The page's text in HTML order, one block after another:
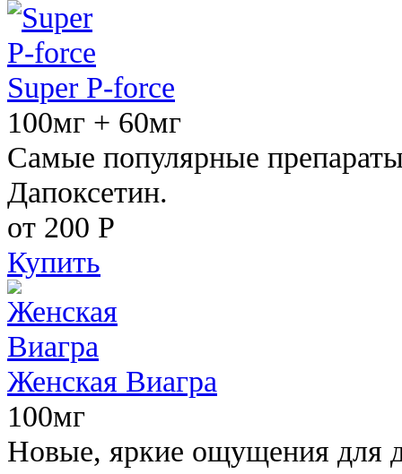
Super P-force
100мг + 60мг
Самые популярные
Дапоксетин.
от 200 Р
Купить
Женская Виагра
100мг
Новые, яркие ощущения для